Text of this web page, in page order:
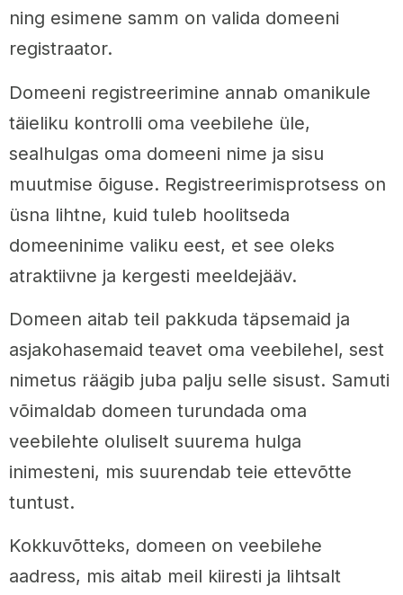
ning esimene samm on valida domeeni
registraator.
Domeeni registreerimine annab omanikule
täieliku kontrolli oma veebilehe üle,
sealhulgas oma domeeni nime ja sisu
muutmise õiguse. Registreerimisprotsess on
üsna lihtne, kuid tuleb hoolitseda
domeeninime valiku eest, et see oleks
atraktiivne ja kergesti meeldejääv.
Domeen aitab teil pakkuda täpsemaid ja
asjakohasemaid teavet oma veebilehel, sest
nimetus räägib juba palju selle sisust. Samuti
võimaldab domeen turundada oma
veebilehte oluliselt suurema hulga
inimesteni, mis suurendab teie ettevõtte
tuntust.
Kokkuvõtteks, domeen on veebilehe
aadress, mis aitab meil kiiresti ja lihtsalt